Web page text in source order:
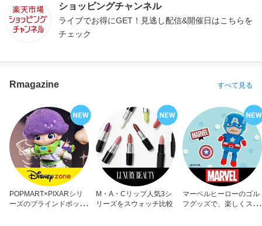
ショッピングチャンネル
ライブでお得にGET！見逃し配信&開催日はこちらを
チェック
Rmagazine すべて見る
POPMART×PIXARシリ
ーズのブラインドボック
M・A・Cリップ人気3シ
リーズをスウォッチ比較
マーベルヒーローのゴル
フグッズで、楽しくスコ